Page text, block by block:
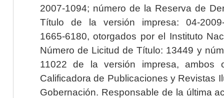
2007-1094; número de la Reserva de
Título de la versión impresa: 04-2009-
1665-6180, otorgados por el Instituto
Número de Licitud de Título: 13449 y
11022 de la versión impresa, ambos
Calificadora de Publicaciones y Revistas
Gobernación. Responsable de la última